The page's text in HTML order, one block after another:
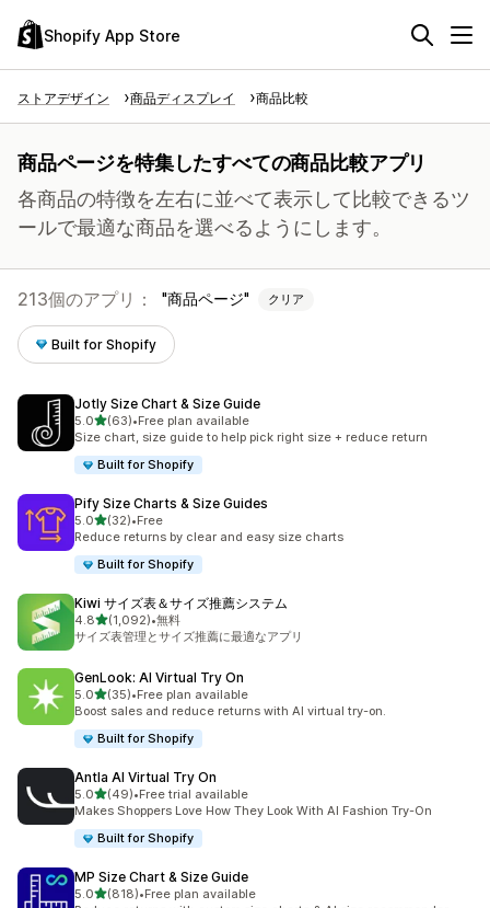
Shopify App Store
ストアデザイン 商品ディスプレイ 商品比較
商品ページを特集したすべての商品比較アプリ
各商品の特徴を左右に並べて表示して比較できるツ
ールで最適な商品を選べるようにします。
213個のアプリ： 商品ページ クリア
Built for Shopify
Jotly Size Chart & Size Guide
5.05つ星中
(63)
合計レビュー数：63件
•Free plan available
Size chart, size guide to help pick right size + reduce return
Built for Shopify
Pify Size Charts & Size Guides
5.05つ星中
(32)
合計レビュー数：32件
•Free
Reduce returns by clear and easy size charts
Built for Shopify
Kiwi サイズ表＆サイズ推薦システム
4.85つ星中
(1,092)
合計レビュー数：1092件
•無料
サイズ表管理とサイズ推薦に最適なアプリ
GenLook: AI Virtual Try On
5.05つ星中
(35)
合計レビュー数：35件
•Free plan available
Boost sales and reduce returns with AI virtual try-on.
Built for Shopify
Antla AI Virtual Try On
5.05つ星中
(49)
合計レビュー数：49件
•Free trial available
Makes Shoppers Love How They Look With AI Fashion Try-On
Built for Shopify
MP Size Chart & Size Guide
5.05つ星中
(818)
合計レビュー数：818件
•Free plan available